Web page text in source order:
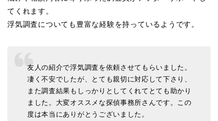
てくれます。
浮気調査についても豊富な経験を持っているようです。
友人の紹介で浮気調査を依頼させてもらいました。
凄く不安でしたが、とても親切に対応して下さり、
また調査結果もしっかりとしてくれてとても助かり
ました。大変オススメな探偵事務所さんです。この
度は本当にありがとうございました。